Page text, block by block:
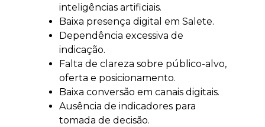
inteligências artificiais.
Baixa presença digital em Salete.
Dependência excessiva de
indicação.
Falta de clareza sobre público-alvo,
oferta e posicionamento.
Baixa conversão em canais digitais.
Ausência de indicadores para
tomada de decisão.